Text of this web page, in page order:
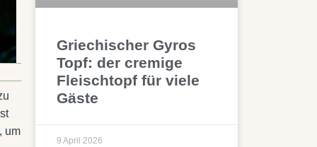
Griechischer Gyros
Topf: der cremige
Fleischtopf für viele
Gäste
9 April 2026
, um